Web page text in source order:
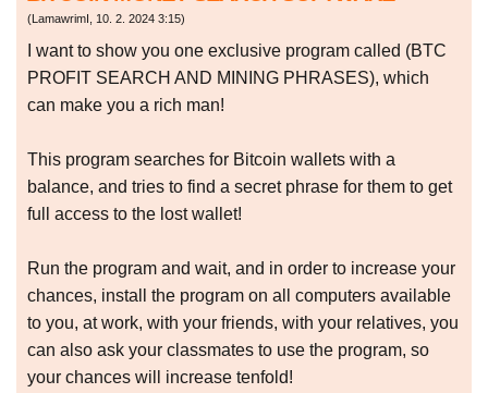
(LamawrimI 10. 2. 2024 3:15)
I want to show you one exclusive program called (BTC
PROFIT SEARCH AND MINING PHRASES), which
can make you a rich man!
This program searches for Bitcoin wallets with a
balance, and tries to find a secret phrase for them to get
full access to the lost wallet!
Run the program and wait, and in order to increase your
chances, install the program on all computers available
to you, at work, with your friends, with your relatives, you
can also ask your classmates to use the program, so
your chances will increase tenfold!